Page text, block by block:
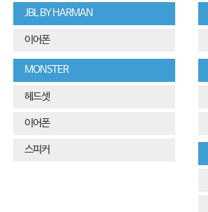
JBL BY HARMAN
이어폰
MONSTER
헤드셋
이어폰
스피커